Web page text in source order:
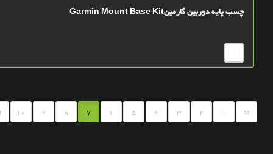
چسب پایه دوربین گارمینGarmin Mount Base Kit
«
1
2
3
4
5
6
7
8
9
10